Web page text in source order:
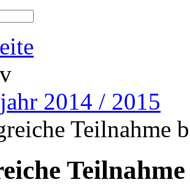
2014 / 2015
Teilnahme